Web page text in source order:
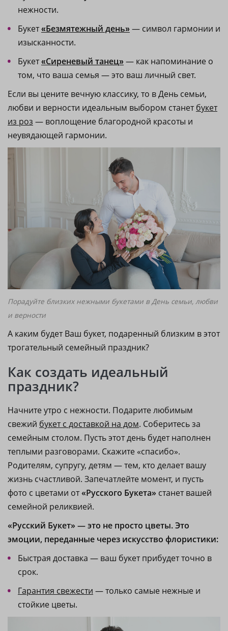
нежности.
Букет«Безмятежный день» — символ гармонии и
изысканности.
Букет«Сиреневый танец» — как напоминание о
том, что ваша семья — это ваш личный свет.
Если вы цените вечную классику, то в День семьи,
любви и верности идеальным выбором станетбукет
из роз — воплощение благородной красоты и
неувядающей гармонии.
Порадуйте близких нежными букетами в День семьи, любви
и верности
А каким будет Ваш букет, подаренный близким в этот
трогательный семейный праздник?
Как создать идеальный
праздник?
Начните утро с нежности. Подарите любимым
свежий букет с доставкой на дом. Соберитесь за
семейным столом. Пусть этот день будет наполнен
теплыми разговорами. Скажите «спасибо».
Родителям, супругу, детям — тем, кто делает вашу
жизнь счастливой. Запечатлейте момент, и пусть
фото с цветами от«Русского Букета» станет вашей
семейной реликвией.
«Русский Букет» — это не просто цветы. Это
эмоции, переданные через искусство флористики:
Быстрая доставка — ваш букет прибудет точно в
срок.
Гарантия свежести — только самые нежные и
стойкие цветы.